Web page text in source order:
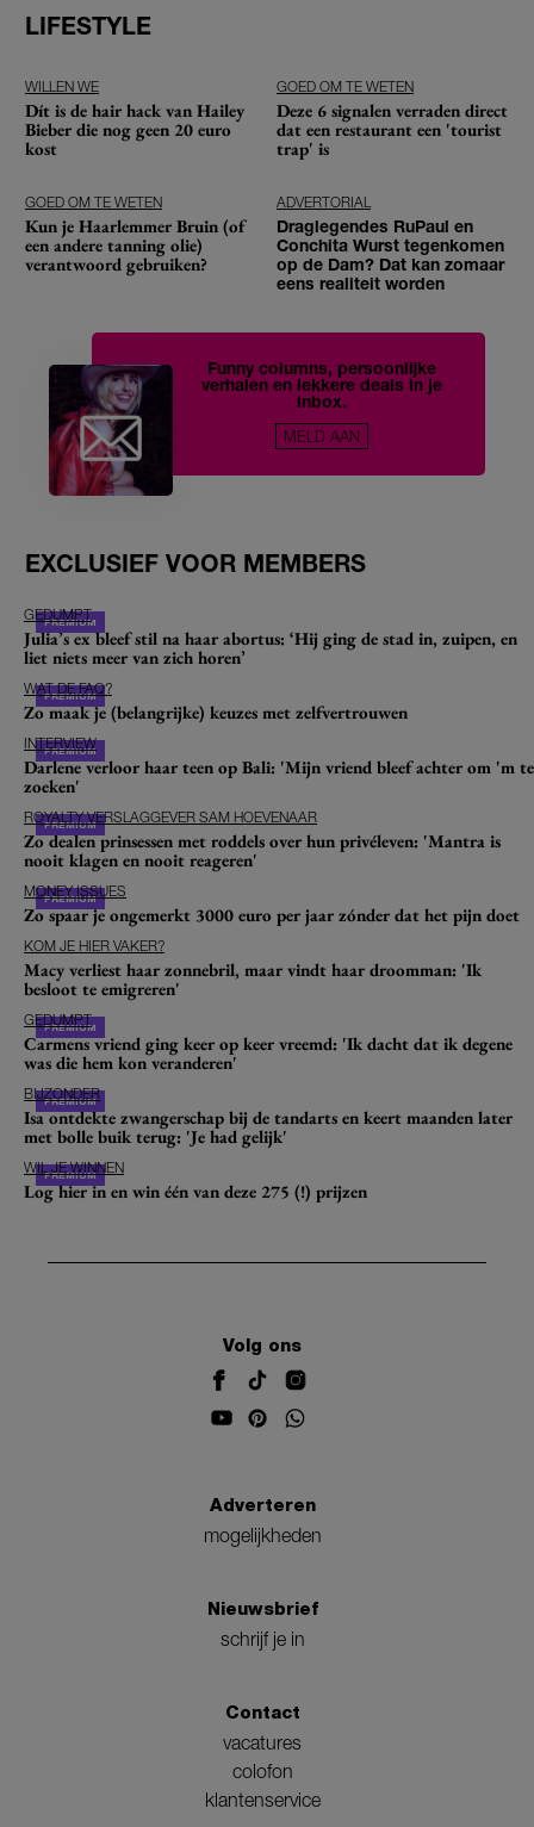
LIFESTYLE
WILLEN WE
Dít is de hair hack van Hailey
Bieber die nog geen 20 euro
kost
GOED OM TE WETEN
Deze 6 signalen verraden direct
dat een restaurant een 'tourist
trap' is
GOED OM TE WETEN
Kun je Haarlemmer Bruin (of
een andere tanning olie)
verantwoord gebruiken?
ADVERTORIAL
Draglegendes RuPaul en
Conchita Wurst tegenkomen
op de Dam? Dat kan zomaar
eens realiteit worden
Funny columns, persoonlijke
verhalen en lekkere deals in je
inbox.
MELD AAN
EXCLUSIEF VOOR MEMBERS
GEDUMPT
Julia’s ex bleef stil na haar abortus: ‘Hij ging de stad in, zuipen, en
liet niets meer van zich horen’
WAT DE FAQ?
Zo maak je (belangrijke) keuzes met zelfvertrouwen
INTERVIEW
Darlene verloor haar teen op Bali: 'Mijn vriend bleef achter om 'm te
zoeken'
ROYALTY VERSLAGGEVER SAM HOEVENAAR
Zo dealen prinsessen met roddels over hun privéleven: 'Mantra is
nooit klagen en nooit reageren'
MONEY ISSUES
Zo spaar je ongemerkt 3000 euro per jaar zónder dat het pijn doet
KOM JE HIER VAKER?
Macy verliest haar zonnebril, maar vindt haar droomman: 'Ik
besloot te emigreren'
GEDUMPT
Carmens vriend ging keer op keer vreemd: 'Ik dacht dat ik degene
was die hem kon veranderen'
BIJZONDER
Isa ontdekte zwangerschap bij de tandarts en keert maanden later
met bolle buik terug: 'Je had gelijk'
WIL JE WINNEN
Log hier in en win één van deze 275 (!) prijzen
Volg ons
Adverteren
mogelijkheden
Nieuwsbrief
schrijf je in
Contact
vacatures
colofon
klantenservice